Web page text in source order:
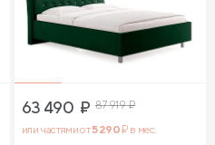
63 490 ₽ 87 919₽
или частями от5 290₽ в мес.